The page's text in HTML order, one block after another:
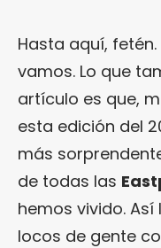
Hasta aquí,
vamos. Lo que
artículo es que,
esta edición del
más
de todas las
hemos vivido.
locos de gente